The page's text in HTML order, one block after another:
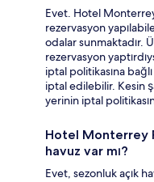
Evet. Hotel
rezervasyon
odalar sunmaktadır.
rezervasyon
iptal politikasına
iptal edilebilir. Kesin
yerinin iptal
Hotel Monterrey
havuz var mı?
Evet, sezonluk açık